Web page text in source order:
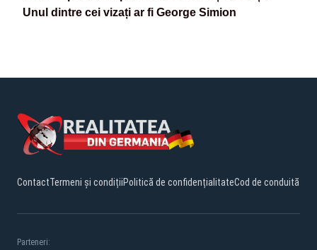
Unul dintre cei vizați ar fi George Simion
ContactTermeni și condițiiPolitică de confidențialitateCod de conduită
Parteneri: